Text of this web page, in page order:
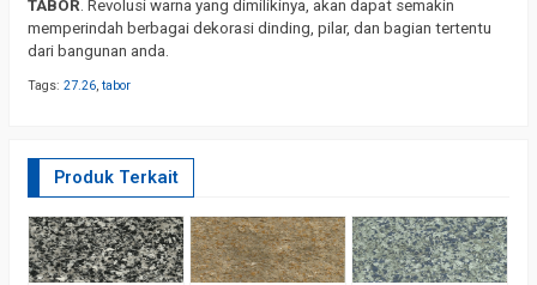
TABOR . Revolusi warna yang dimilikinya, akan dapat semakin
memperindah berbagai dekorasi dinding, pilar, dan bagian tertentu
dari bangunan anda.
Tags: 27.26, tabor
Produk Terkait